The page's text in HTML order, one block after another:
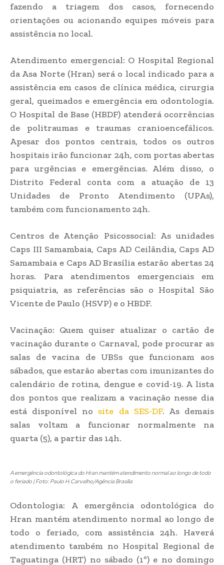
fazendo a triagem dos casos, fornecendo
orientações ou acionando equipes móveis para
assistência no local.
Atendimento emergencial: O Hospital Regional
da Asa Norte (Hran) será o local indicado para a
assistência em casos de clínica médica, cirurgia
geral, queimados e emergência em odontologia.
O Hospital de Base (HBDF) atenderá ocorrências
de politraumas e traumas cranioencefálicos.
Apesar dos pontos centrais, todos os outros
hospitais irão funcionar 24h, com portas abertas
para urgências e emergências. Além disso, o
Distrito Federal conta com a atuação de 13
Unidades de Pronto Atendimento (UPAs),
também com funcionamento 24h.
Centros de Atenção Psicossocial: As unidades
Caps III Samambaia, Caps AD Ceilândia, Caps AD
Samambaia e Caps AD Brasília estarão abertas 24
horas. Para atendimentos emergenciais em
psiquiatria, as referências são o Hospital São
Vicente de Paulo (HSVP) e o HBDF.
Vacinação: Quem quiser atualizar o cartão de
vacinação durante o Carnaval, pode procurar as
salas de vacina de UBSs que funcionam aos
sábados, que estarão abertas com imunizantes do
calendário de rotina, dengue e covid-19. A lista
dos pontos que realizam a vacinação nesse dia
está disponível no site da SES-DF. As demais
salas voltam a funcionar normalmente na
quarta (5), a partir das 14h.
A emergência odontológica do Hran mantém atendimento normal ao longo de todo
o feriado | Foto: Paulo H.Carvalho/Agência Brasília
Odontologia: A emergência odontológica do
Hran mantém atendimento normal ao longo de
todo o feriado, com assistência 24h. Haverá
atendimento também no Hospital Regional de
Taguatinga (HRT) no sábado (1º) e no domingo